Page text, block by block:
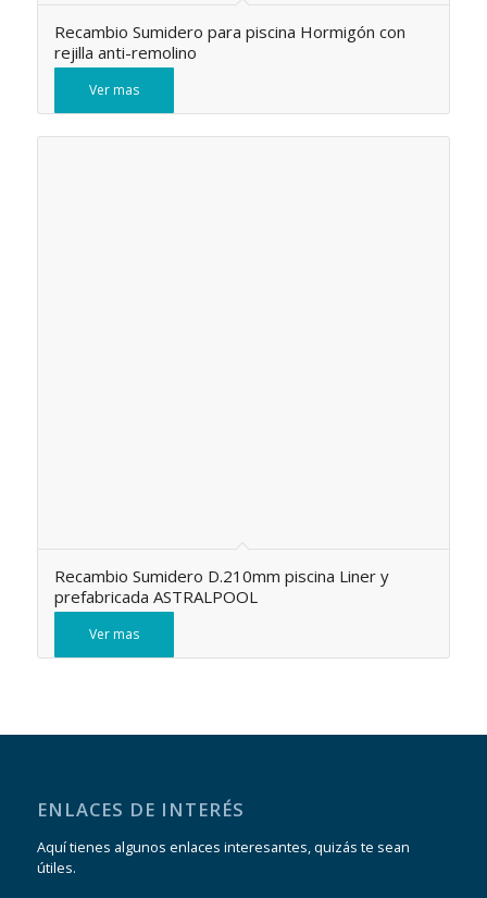
Recambio Sumidero para piscina Hormigón con
rejilla anti-remolino
Ver mas
Recambio Sumidero D.210mm piscina Liner y
prefabricada ASTRALPOOL
Ver mas
ENLACES DE INTERÉS
Aquí tienes algunos enlaces interesantes, quizás te sean
útiles.